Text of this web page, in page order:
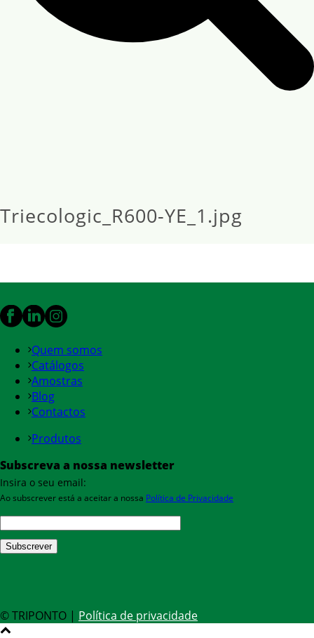
Triecologic_R600-YE_1.jpg
Quem somos
Catálogos
Amostras
Blog
Contactos
Produtos
Subscreva a nossa newsletter
Insira o seu email:
Ao subscrever está a aceitar a nossa Política de Privacidade
© TRIPONTO | Política de privacidade